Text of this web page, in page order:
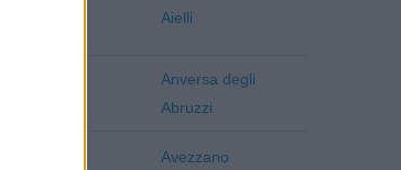
Aielli
Anversa degli
Abruzzi
Avezzano